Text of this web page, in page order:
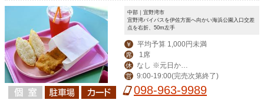
中部｜宜野湾市
宜野湾バイパスを伊佐方面へ向かい海浜公園入口交差
点を右折、50m左手
￥ 平均予算 1,000円未満
席 1席
休
数日お休み
営 9:00-19:00(完売次第終了)
098-963-9989